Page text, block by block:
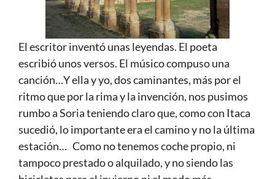
El escritor inventó unas leyendas. El poeta
escribió unos versos. El músico compuso una
canción…Y ella y yo, dos caminantes, más por el
ritmo que por la rima y la invención, nos pusimos
rumbo a Soria teniendo claro que, como con Itaca
sucedió, lo importante era el camino y no la última
estación… Como no tenemos coche propio, ni
tampoco prestado o alquilado, y no siendo las